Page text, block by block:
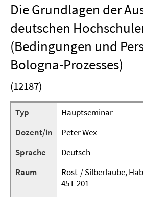
Die Grundlagen der
deutschen
(Bedingungen und
Bologna-Prozesses)
(12187)
Typ
Hauptseminar
Dozent/in
Peter Wex
Sprache
Deutsch
Raum
Rost-/ Silberlaube,
45 L 201